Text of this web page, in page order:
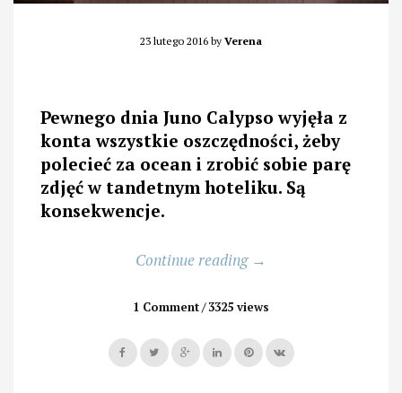
23 lutego 2016 by Verena
Pewnego dnia Juno Calypso wyjęła z
konta wszystkie oszczędności, żeby
polecieć za ocean i zrobić sobie parę
zdjęć w tandetnym hoteliku. Są
konsekwencje.
Continue reading „Miłość
śmieci”
→
1 Comment 3325 views